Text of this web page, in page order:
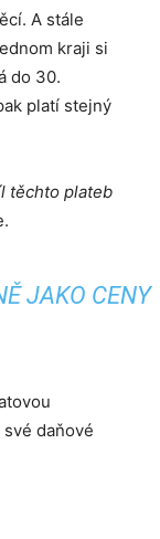
A stále
kraji si
do 30.
platí stejný
těchto plateb
JAKO CENY
daňové